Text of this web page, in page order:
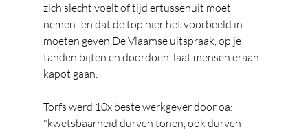
zich slecht voelt of tijd ertussenuit moet
nemen -en dat de top hier het voorbeeld in
moeten geven.De Vlaamse uitspraak, op je
tanden bijten en doordoen, laat mensen eraan
kapot gaan.
Torfs werd 10x beste werkgever door oa:
"kwetsbaarheid durven tonen, ook durven